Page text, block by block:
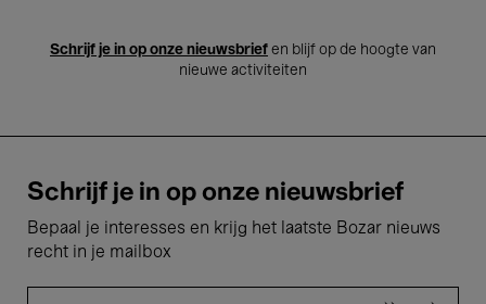
Schrijf je in op onze nieuwsbrief en blijf op de hoogte van
nieuwe activiteiten
Schrijf je in op onze nieuwsbrief
Bepaal je interesses en krijg het laatste Bozar nieuws
recht in je mailbox